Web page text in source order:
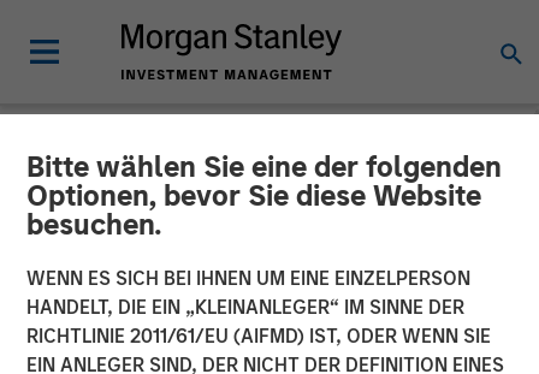
Bitte wählen Sie eine der folgenden
Optionen, bevor Sie diese Website
besuchen.
WENN ES SICH BEI IHNEN UM EINE EINZELPERSON
HANDELT, DIE EIN „KLEINANLEGER“ IM SINNE DER
RICHTLINIE 2011/61/EU (AIFMD) IST, ODER WENN SIE
EIN ANLEGER SIND, DER NICHT DER DEFINITION EINES
NEWSROOM
Morgan Stanley Energy
Partners and Presidio
Petroleum Announce